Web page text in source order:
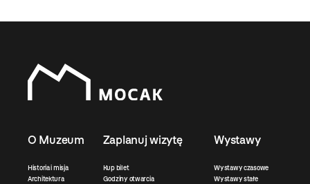
O Muzeum
Historia i misja
Architektura
Zaplanuj wizytę
Kup bilet
Godziny otwarcia
Wystawy
Wystawy czasowe
Wystawy stałe